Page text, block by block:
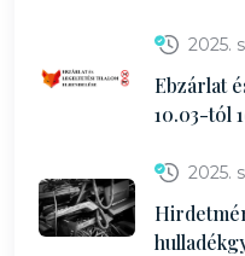
2025.
Ebzárlat
10.03-tól
2025.